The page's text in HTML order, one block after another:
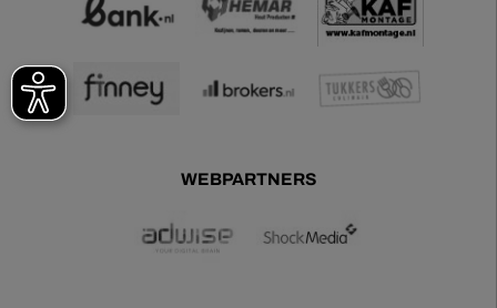
WEBPARTNERS